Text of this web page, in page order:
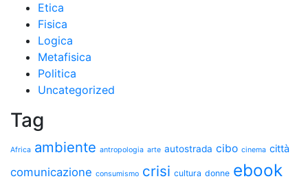
Etica
Fisica
Logica
Metafisica
Politica
Uncategorized
Tag
Africa ambiente antropologia arte autostrada cibo cinema città
comunicazione consumismo crisi cultura donne ebook